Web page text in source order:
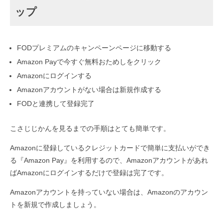
ップ
FODプレミアムのキャンペーンページに移動する
Amazon Payで今すぐ無料おためしをクリック
Amazonにログインする
Amazonアカウントがない場合は新規作成する
FODと連携して登録完了
こさじじかんを見るまでの手順はとても簡単です。
Amazonに登録しているクレジットカードで簡単に支払いができ
る『Amazon Pay』を利用するので、Amazonアカウントがあれ
ばAmazonにログインするだけで登録は完了です。
Amazonアカウントを持っていない場合は、Amazonのアカウン
トを新規で作成しましょう。